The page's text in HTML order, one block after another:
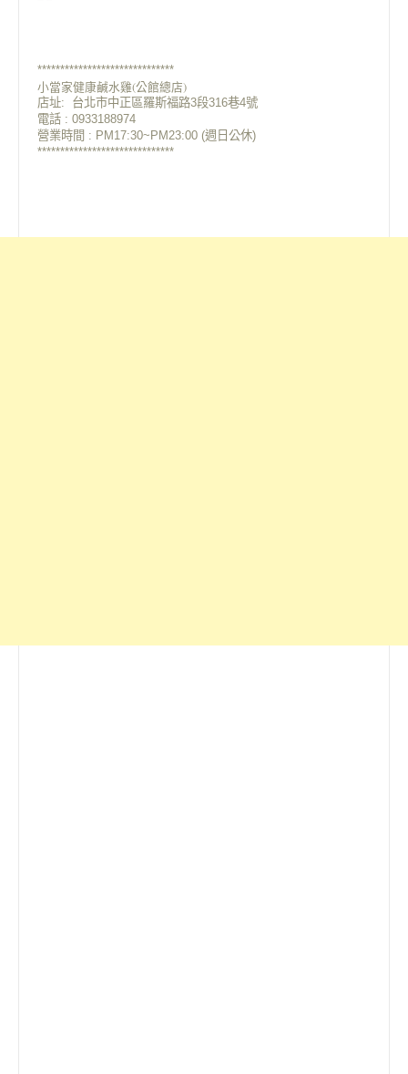
******************************
小當家健康鹹水雞(公館總店)
店址: 台北市中正區羅斯福路3段316巷4號
電話 : 0933188974
營業時間 : PM17:30~PM23:00 (週日公休)
******************************